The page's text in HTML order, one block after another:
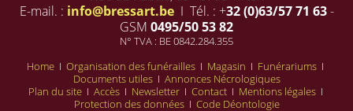
E-mail. : info@bressart.beI Tél. : +32 (0)63/57 71 63-
GSM 0495/50 53 82
N° TVA : BE 0842.284.355
Home I Organisation des funérailles I Magasin I Funérariums I
Documents utiles I Annonces Nécrologiques
Plan du site I Accès I Newsletter I Contact I Mentions légales I
Protection des données I Code Déontologie